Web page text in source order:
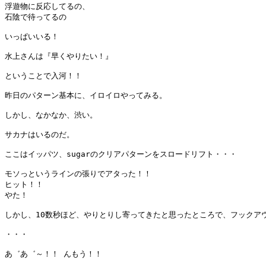
浮遊物に反応してるの、
石陰で待ってるの
いっぱいいる！
水上さんは『早くやりたい！』
ということで入河！！
昨日のパターン基本に、イロイロやってみる。
しかし、なかなか、渋い。
サカナはいるのだ。
ここはイッパツ、sugarのクリアパターンをスロードリフト・・・
モソっというラインの張りでアタった！！
ヒット！！
やた！
しかし、10数秒ほど、やりとりし寄ってきたと思ったところで、フックア
・・・
あ゛あ゛～！！ んもう！！